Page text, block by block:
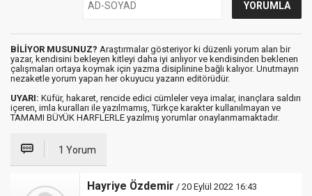
BİLİYOR MUSUNUZ? Araştırmalar gösteriyor ki düzenli yorum alan bir
yazar, kendisini bekleyen kitleyi daha iyi anlıyor ve kendisinden beklenen
çalışmaları ortaya koymak için yazma disiplinine bağlı kalıyor. Unutmayın
nezaketle yorum yapan her okuyucu yazarın editörüdür.
UYARI: Küfür, hakaret, rencide edici cümleler veya imalar, inançlara saldırı
içeren, imla kuralları ile yazılmamış, Türkçe karakter kullanılmayan ve
TAMAMI BÜYÜK HARFLERLE yazılmış yorumlar onaylanmamaktadır.
1 Yorum
Hayriye Özdemir / 20 Eylül 2022 16:43